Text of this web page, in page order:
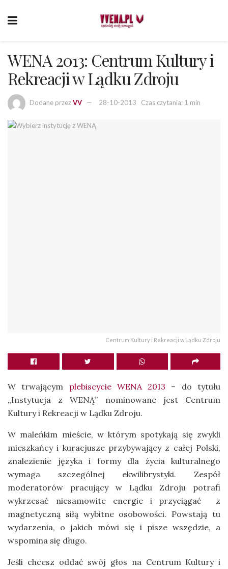
WENA 2013: Centrum Kultury i
Rekreacji w Lądku Zdroju
Dodane przezVV 28-10-2013 Czas czytania: 1 min
Centrum Kultury i Rekreacji w Lądku Zdroju
W trwającym plebiscycie WENA 2013 – do tytułu
„Instytucja z WENĄ” nominowane jest Centrum
Kultury i Rekreacji w Lądku Zdroju.
W maleńkim mieście, w którym spotykają się zwykli
mieszkańcy i kuracjusze przybywający z całej Polski,
znalezienie języka i formy dla życia kulturalnego
wymaga szczególnej ekwilibrystyki. Zespół
moderatorów pracujący w Lądku Zdroju potrafi
wykrzesać niesamowite energie i przyciągać z
magnetyczną siłą wybitne osobowości. Powstają tu
wydarzenia, o jakich mówi się i pisze wszędzie, a
wspomina się długo.
Jeśli chcesz oddać swój głos na Centrum Kultury i